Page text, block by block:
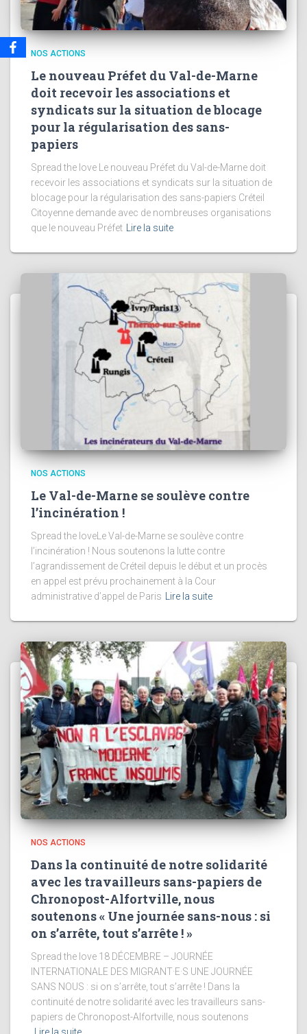
NOS ACTIONS
Le nouveau Préfet du Val-de-Marne
doit recevoir les associations et
syndicats sur la situation de blocage
pour la régularisation des sans-
papiers
Spread the love Le nouveau Préfet du Val-de-Marne doit
recevoir les associations et syndicats sur la situation de
blocage pour la régularisation des sans-papiers Créteil
Citoyenne demande avec de nombreuses organisations
que le nouveau Préfet
Lire la suite
NOS ACTIONS
Le Val-de-Marne se soulève contre
l’incinération !
Spread the loveLe Val-de-Marne se soulève contre
l’incinération ! Nous soutenons la lutte contre
l’agrandissement de Créteil depuis le début et un procès
en appel est prévu prochainement à la Cour
administrative d’appel de Paris Lire la suite
NOS ACTIONS
Dans la continuité de notre solidarité
avec les travailleurs sans-papiers de
Chronopost-Alfortville, nous
soutenons « Une journée sans-nous : si
on s’arrête, tout s’arrête ! »
Spread the love 18 DÉCEMBRE – JOURNÉE
INTERNATIONALE DES MIGRANT·E·S UNE JOURNÉE
SANS NOUS : si on s’arrête, tout s’arrête ! Dans la
continuité de notre solidarité avec les travailleurs sans-
papiers de Chronopost-Alfortville, nous soutenons